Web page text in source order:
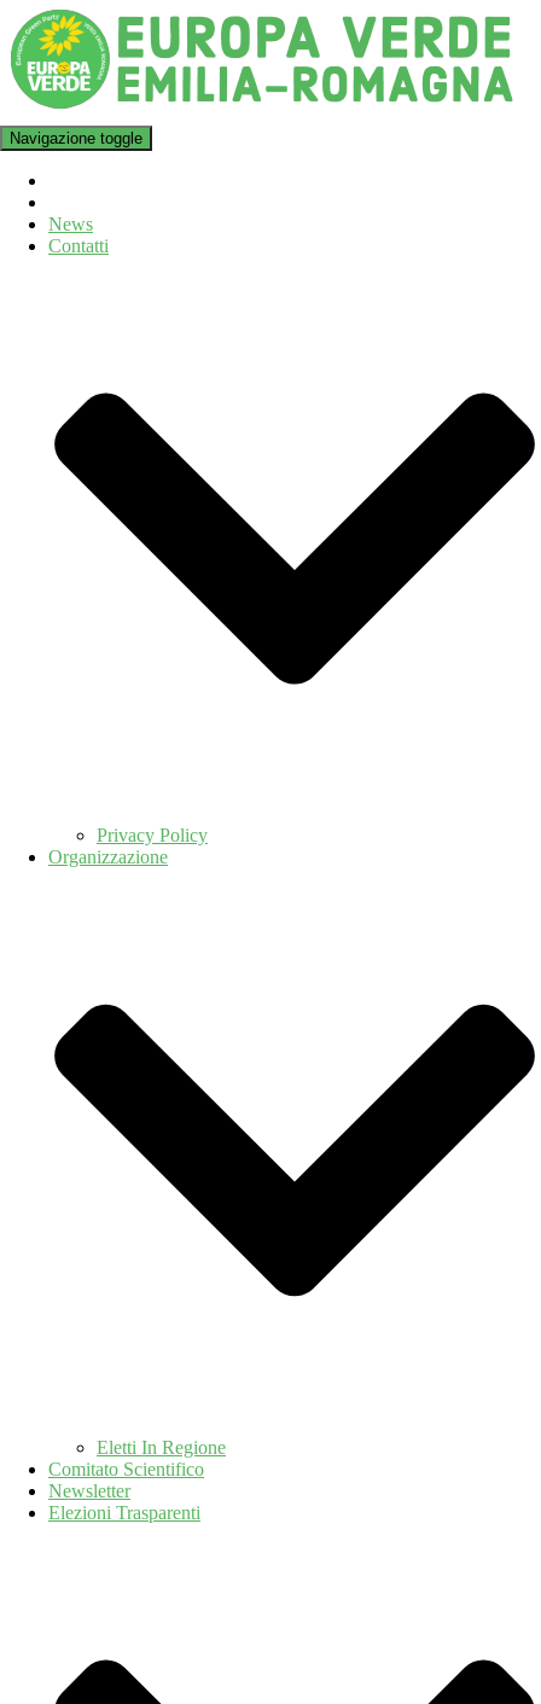
Navigazione toggle
News
Contatti
Privacy Policy
Organizzazione
Eletti In Regione
Comitato Scientifico
Newsletter
Elezioni Trasparenti